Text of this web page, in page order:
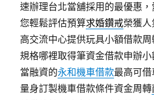
速辦理台北當舖採用的最優惠
您輕鬆評估預算求婚鑽戒榮獲
高交流中心提供玩具小額借款周
規格哪裡取得筆資金借款申辦
當融資的永和機車借款最高可借
量身訂製機車借款條件資金周轉